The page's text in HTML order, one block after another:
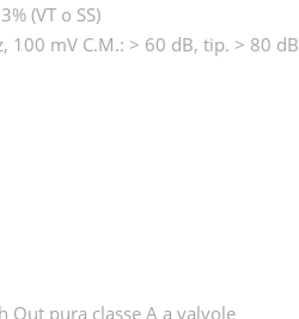
(VT o SS)
100 mV C.M.: > 60 dB, tip. > 80 dB
Out pura classe A a valvole